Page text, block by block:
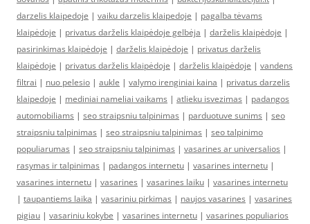
darzelis klaipedoje | vaiku darzelis klaipedoje | pagalba tėvams
klaipėdoje | privatus darželis klaipėdoje gelbėja | darželis klaipėdoje |
pasirinkimas klaipėdoje | darželis klaipėdoje | privatus darželis
klaipėdoje | privatus darželis klaipėdoje | darželis klaipėdoje | vandens
filtrai | nuo pelesio | aukle | valymo irenginiai kaina | privatus darzelis
klaipedoje | mediniai nameliai vaikams | atlieku isvezimas | padangos
automobiliams | seo straipsniu talpinimas | parduotuve sunims | seo
straipsniu talpinimas | seo straipsniu talpinimas | seo talpinimo
populiarumas | seo straipsniu talpinimas | vasarines ar universalios |
rasymas ir talpinimas | padangos internetu | vasarines internetu |
vasarines internetu | vasarines | vasarines laiku | vasarines internetu
| taupantiems laika | vasariniu pirkimas | naujos vasarines | vasarines
pigiau | vasariniu kokybe | vasarines internetu | vasarines populiarios